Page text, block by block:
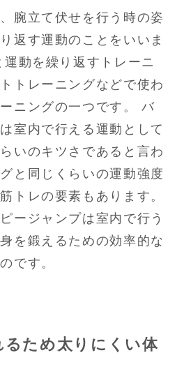
腕立て伏せを行う時の姿
返す運動のことをいいま
動を繰り返すトレーニ
トレーニングなどで使わ
ニングの一つです。 バ
室内で行える運動として
いのキツさであると言わ
と同じくらいの運動強度
トレの要素もあります。
ージャンプは室内で行う
を鍛えるための効率的な
です。
るため太りにくい体